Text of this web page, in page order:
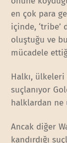
en çok para
içinde,
oluştuğu ve
mücadele
Halkı, ülkeleri
suçlanıyor
halklardan ne
Ancak diğer
kandırdığı